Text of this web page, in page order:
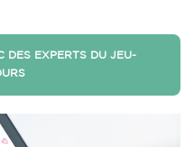
DES EXPERTS DU JEU-